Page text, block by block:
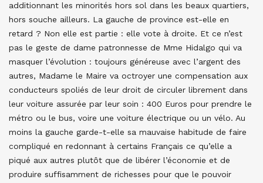
additionnant les minorités hors sol dans les beaux quartiers,
hors souche ailleurs. La gauche de province est-elle en
retard ? Non elle est partie : elle vote à droite. Et ce n’est
pas le geste de dame patronnesse de Mme Hidalgo qui va
masquer l’évolution : toujours généreuse avec l’argent des
autres, Madame le Maire va octroyer une compensation aux
conducteurs spoliés de leur droit de circuler librement dans
leur voiture assurée par leur soin : 400 Euros pour prendre le
métro ou le bus, voire une voiture électrique ou un vélo. Au
moins la gauche garde-t-elle sa mauvaise habitude de faire
compliqué en redonnant à certains Français ce qu’elle a
piqué aux autres plutôt que de libérer l’économie et de
produire suffisamment de richesses pour que le pouvoir